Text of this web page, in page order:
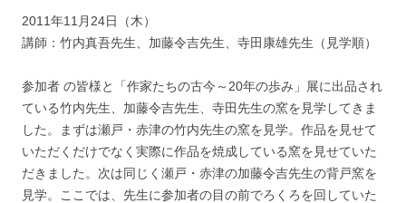
2011年11月24日（木）
講師：竹内真吾先生、加藤令吉先生、寺田康雄先生（見学順）
参加者 の皆様と「作家たちの古今～20年の歩み」展に出品され
ている竹内先生、加藤令吉先生、寺田先生の窯を見学してきま
した。まずは瀬戸・赤津の竹内先生の窯を見学。作品を見せて
いただくだけでなく実際に作品を焼成している窯を見せていた
だきました。次は同じく瀬戸・赤津の加藤令吉先生の背戸窯を
見学。ここでは、先生に参加者の目の前でろくろを回していた